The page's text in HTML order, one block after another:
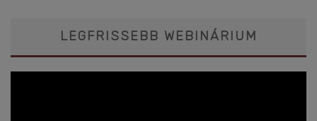
LEGFRISSEBB WEBINÁRIUM